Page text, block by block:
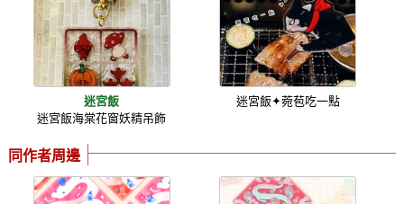
迷宮飯
迷宮飯海棠花窗妖精吊飾
迷宮飯✦菀苞吃一點
同作者周邊